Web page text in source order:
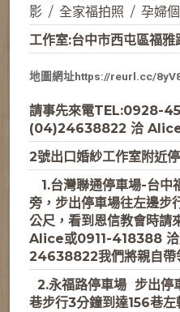
影 / 全家福拍照 / 孕婦
工作室:台中市西屯區福
地圖網址https://reurl.cc/
請事先來電TEL:0928-
(04)24638822 洽
2號出口婚紗工作室附近
1.台灣聯通停車場-台中
旁，步出停車場往左邊步
公尺，看到恩信教會時請
Alice或0911-418388
24638822我們將親自
2.永福路停車場 步出停
巷步行3分鐘到達156巷